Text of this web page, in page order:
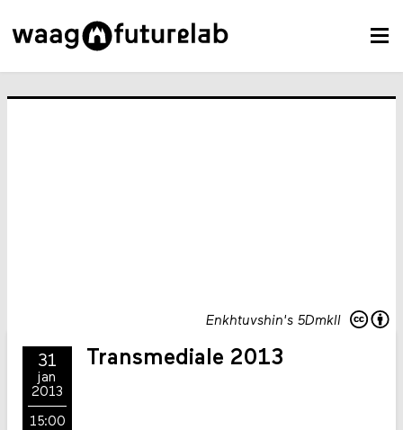
Enkhtuvshin's 5Dmkll
31
jan
2013
15:00
Transmediale 2013